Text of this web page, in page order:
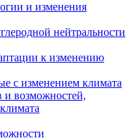
и изменения
нейтральности
к изменению
с изменением климата
и возможностей,